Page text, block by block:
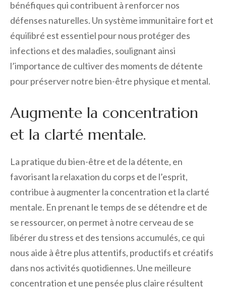
bénéfiques qui contribuent à renforcer nos
défenses naturelles. Un système immunitaire fort et
équilibré est essentiel pour nous protéger des
infections et des maladies, soulignant ainsi
l’importance de cultiver des moments de détente
pour préserver notre bien-être physique et mental.
Augmente la concentration
et la clarté mentale.
La pratique du bien-être et de la détente, en
favorisant la relaxation du corps et de l’esprit,
contribue à augmenter la concentration et la clarté
mentale. En prenant le temps de se détendre et de
se ressourcer, on permet à notre cerveau de se
libérer du stress et des tensions accumulés, ce qui
nous aide à être plus attentifs, productifs et créatifs
dans nos activités quotidiennes. Une meilleure
concentration et une pensée plus claire résultent